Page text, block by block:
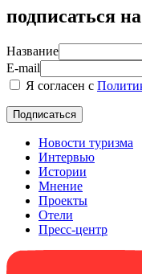
подписаться
Название
E-mail
Я согласен с
Новости туризма
Интервью
Истории
Мнение
Проекты
Отели
Пресс-центр